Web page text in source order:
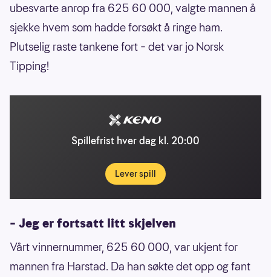
ubesvarte anrop fra 625 60 000, valgte mannen å
sjekke hvem som hadde forsøkt å ringe ham.
Plutselig raste tankene fort – det var jo Norsk
Tipping!
Spillefrist hver dag kl. 20:00
Lever spill
– Jeg er fortsatt litt skjelven
Vårt vinnernummer, 625 60 000, var ukjent for
mannen fra Harstad. Da han søkte det opp og fant